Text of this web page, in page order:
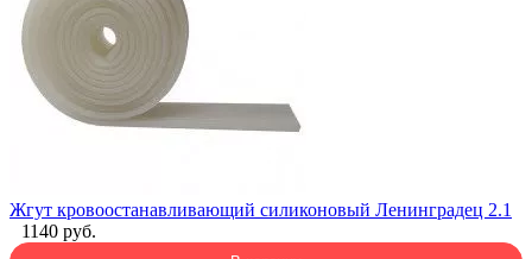
Жгут кровоостанавливающий силиконовый Ленинградец 2.1
1140 руб.